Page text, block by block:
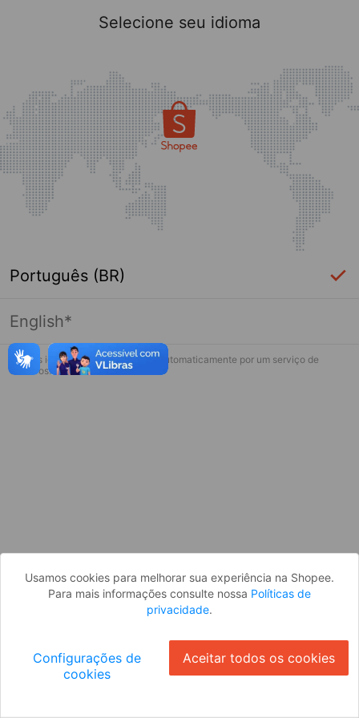
Página indisponível
Desculpe, algo deu errado. Faça login
Selecione seu idioma
Português (BR)
English*
* Esses idiomas serão traduzidos automaticamente por um serviço de
terceiros.
Usamos cookies para melhorar sua experiência na Shopee.
Para mais informações consulte nossa Políticas de
privacidade.
Configurações de
cookies
Aceitar todos os cookies